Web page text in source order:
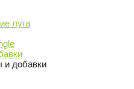
луга
и добавки